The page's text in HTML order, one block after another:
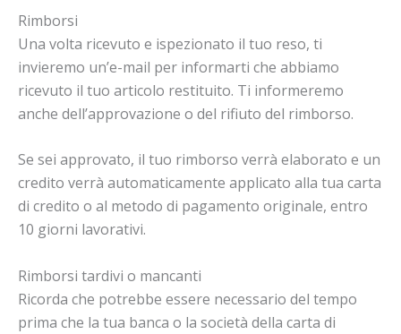
Rimborsi
Una volta ricevuto e ispezionato il tuo reso, ti
invieremo un’e-mail per informarti che abbiamo
ricevuto il tuo articolo restituito. Ti informeremo
anche dell’approvazione o del rifiuto del rimborso.
Se sei approvato, il tuo rimborso verrà elaborato e un
credito verrà automaticamente applicato alla tua carta
di credito o al metodo di pagamento originale, entro
10 giorni lavorativi.
Rimborsi tardivi o mancanti
Ricorda che potrebbe essere necessario del tempo
prima che la tua banca o la società della carta di